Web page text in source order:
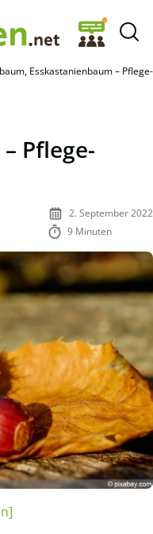
Esskastanienbaum – Pflege-
Pflege-
2. September 2022
9 Minuten